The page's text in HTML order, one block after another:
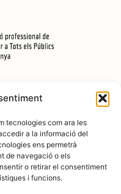
tecnologies com ara les
a la informació del
ens permetrà
de navegació o els
o retirar el consentiment
i funcions.
de